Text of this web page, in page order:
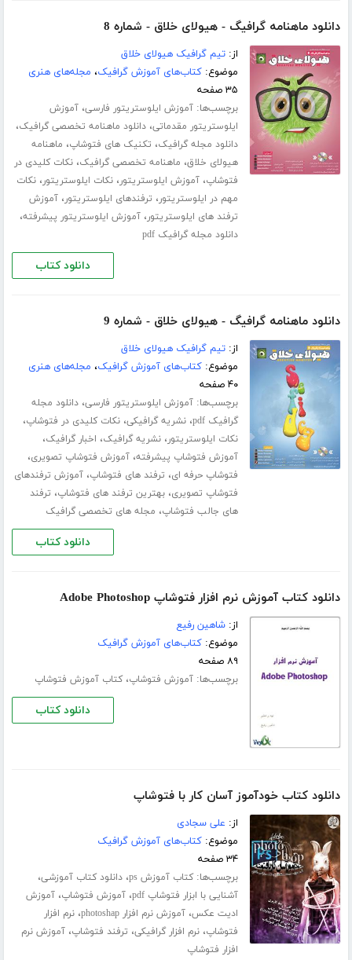
دانلود ماهنامه گرافیگ - هیولای خلاق - شماره 8
از:تیم گرافیک هیولای خلاق
موضوع:کتاب‌های آموزش گرافیک، مجله‌های هنری
۳۵ صفحه
برچسب‌ها:آموزش ایلوستریتور فارسی،آموزش
ایلوستریتور مقدماتی،دانلود ماهنامه تخصصی گرافیک،
دانلود مجله گرافیک، تکنیک های فتوشاپ، ماهنامه
هیولای خلاق، ماهنامه تخصصی گرافیک،نکات کلیدی در
فتوشاپ،آموزش ایلوستریتور،نکات ایلوستریتور،نکات
مهم در ایلوستریتور، ترفندهای ایلوستریتور،آموزش
ترفند های ایلوستریتور،آموزش ایلوستریتور پیشرفته،
دانلود مجله گرافیک pdf
دانلود کتاب
دانلود ماهنامه گرافیگ - هیولای خلاق - شماره 9
از:تیم گرافیک هیولای خلاق
موضوع:کتاب‌های آموزش گرافیک، مجله‌های هنری
۴۰ صفحه
برچسب‌ها:آموزش ایلوستریتور فارسی،دانلود مجله
گرافیک pdf
،نشریه گرافیکی،نکات کلیدی در فتوشاپ،
نکات ایلوستریتور،نشریه گرافیک، اخبار گرافیک،
آموزش فتوشاپ پیشرفته،آموزش فتوشاپ تصویری،
فتوشاپ حرفه ای، ترفند های فتوشاپ،آموزش ترفندهای
فتوشاپ تصویری،بهترین ترفند های فتوشاپ، ترفند
های جالب فتوشاپ، مجله های تخصصی گرافیک
دانلود کتاب
دانلود کتاب آموزش نرم افزار فتوشاپ Adobe Photoshop
از:شاهین رفیع
موضوع:کتاب‌های آموزش گرافیک
۸۹ صفحه
برچسب‌ها:آموزش فتوشاپ،کتاب آموزش فتوشاپ
دانلود کتاب
دانلود کتاب خودآموز آسان کار با فتوشاپ
از: علی سجادی
موضوع:کتاب‌های آموزش گرافیک
۳۴ صفحه
برچسب‌ها:کتاب آموزش ps ،دانلود کتاب آموزشی،
آشنایی با ابزار فتوشاپ pdf ،آموزش فتوشاپ،آموزش
ادیت عکس،آموزش نرم افزار photoshap ،نرم افزار
فتوشاپ،نرم افزار گرافیکی، ترفند فتوشاپ،آموزش نرم
افزار فتوشاپ